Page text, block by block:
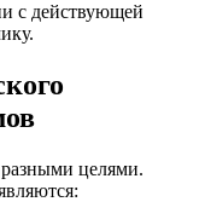
с действующей
целями.